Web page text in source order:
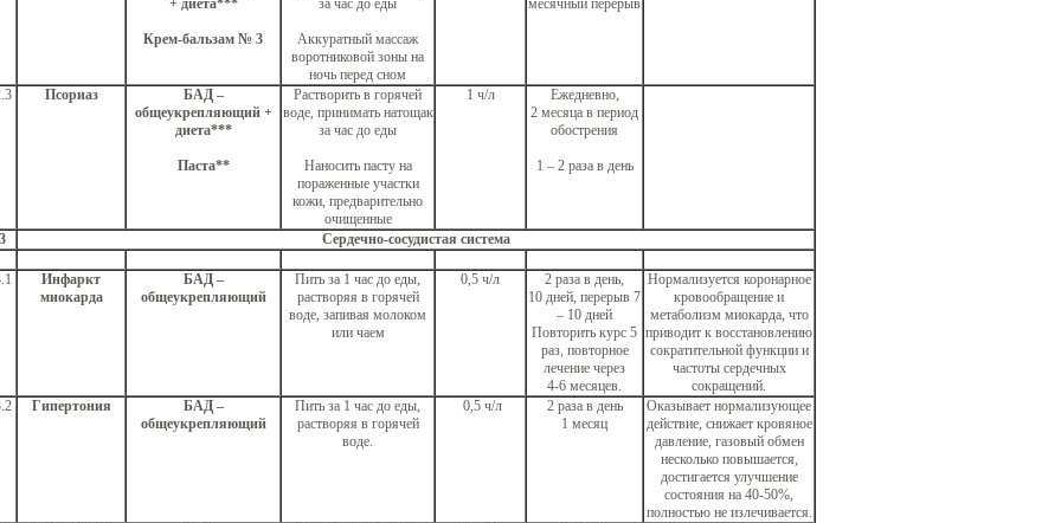
+ диета***
Крем-бальзам № 3
за час до еды
Аккуратный массаж
воротниковой зоны на
ночь перед сном
месячный перерыв
Псориаз
БАД –
общеукрепляющий +
диета***
Паста**
Растворить в горячей
воде, принимать натощак
за час до еды
Наносить пасту на
пораженные участки
кожи, предварительно
очищенные
1 ч/л
Ежедневно,
2 месяца в период
обострения
1 – 2 раза в день
3 Сердечно-сосудистая система
Инфаркт
миокарда
БАД –
общеукрепляющий
Пить за 1 час до еды,
растворяя в горячей
воде, запивая молоком
или чаем
0,5 ч/л
2 раза в день,
10 дней, перерыв 7
– 10 дней
Повторить курс 5
раз, повторное
лечение через
4-6 месяцев.
Нормализуется коронарное
кровообращение и
метаболизм миокарда, что
приводит к восстановлению
сократительной функции и
частоты сердечных
сокращений.
Гипертония
БАД –
общеукрепляющий
Пить за 1 час до еды,
растворяя в горячей
воде.
0,5 ч/л
2 раза в день
1 месяц
Оказывает нормализующее
действие, снижает кровяное
давление, газовый обмен
несколько повышается,
достигается улучшение
состояния на 40-50%,
полностью не излечивается.